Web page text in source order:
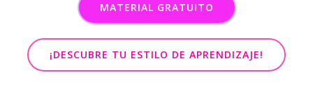
MATERIAL GRATUITO
¡DESCUBRE TU ESTILO DE APRENDIZAJE!